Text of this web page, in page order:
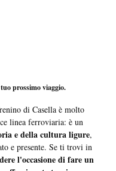
prossimo viaggio.
di Casella è molto
linea ferroviaria: è un
e della cultura ligure,
e presente. Se ti trovi in
l'occasione di fare un